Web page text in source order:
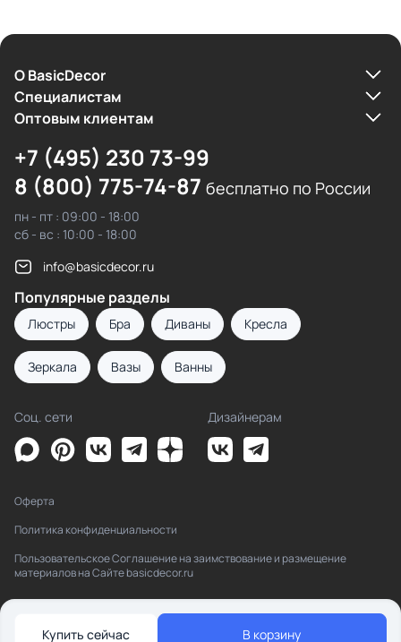
Купить сейчас В корзину
О BasicDecor
Cпециалистам
Оптовым клиентам
+7 (495) 230 73-99
8 (800) 775-74-87 бесплатно по России
пн - пт : 09:00 - 18:00
сб - вс : 10:00 - 18:00
info@basicdecor.ru
Популярные разделы
Люстры Бра Диваны Кресла
Зеркала Вазы Ванны
Соц. сети Дизайнерам
Оферта
Политика конфиденциальности
Пользовательское Соглашение на заимствование и размещение
материалов на Сайте basicdecor.ru